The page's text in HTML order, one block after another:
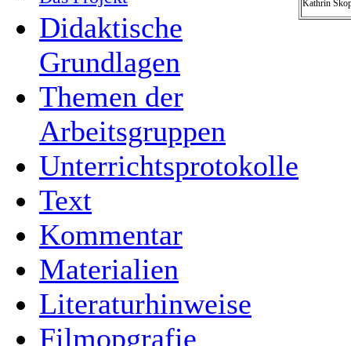
Didaktische
Grundlagen
Themen der
Arbeitsgruppen
Unterrichtsprotokolle
Text
Kommentar
Materialien
Literaturhinweise
Filmopgrafie
Kathrin